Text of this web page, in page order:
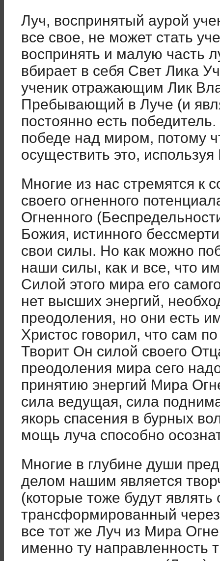
Луч, воспринятый аурой
все свое, не может стать
воспринять и малую часть
вбирает в себя Свет Лика
ученик отражающим Лик
Пребывающий в Луче (и
постоянно есть
победе над миром, потому
осуществить это,
Многие из нас стремятся к
своего огненного
Огненного
Божия, истинного
свои силы. Но как можно
наши силы, как и все, что
Силой этого мира его
нет высших энергий,
преодоления, но они есть
Христос говорил, что сам
Творит Он силой своего
преодоления мира сего
принятию энергий Мира
сила ведущая, сила
якорь спасения в бурных
мощь луча способно
Многие в глубине души
делом нашим является
(которые тоже будут
трансформированный
все тот же Луч из Мира
именно ту направленность